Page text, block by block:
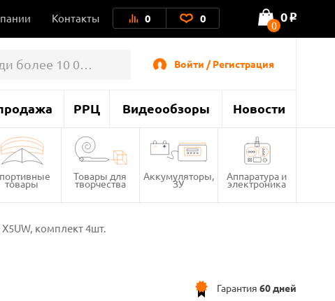
Контакты 0 0 0
0 o
Войти / Регистрация
РРЦ Видеообзоры Новости
товары
Товары для
творчества
Аккумуляторы,
ЗУ
Аппаратура и
электроника
комплект 4шт.
Гарантия 60 дней